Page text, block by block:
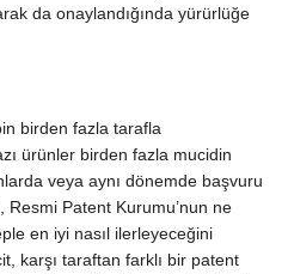
da onaylandığında yürürlüğe
birden fazla tarafla
ürünler birden fazla mucidin
veya aynı dönemde başvuru
Patent Kurumu’nun ne
en iyi nasıl ilerleyeceğini
karşı taraftan farklı bir patent